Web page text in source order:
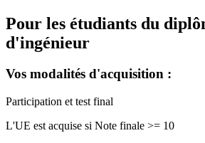
Pour les étudiants du
d'ingénieur
Vos modalités d'acquisition :
Participation et test final
L'UE est acquise si Note finale >= 10